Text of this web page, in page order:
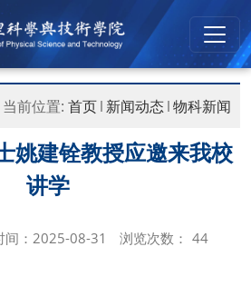
当前位置: 首页 新闻动态 物科新闻
姚建铨教授应邀来我校
讲学
间：2025-08-31 浏览次数： 44